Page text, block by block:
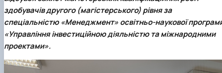
здобувачів другого (магістерського) рівня за
спеціальністю «Менеджмент» освітньо-наукової
«Управління інвестиційною діяльністю та міжнародними
проектами».